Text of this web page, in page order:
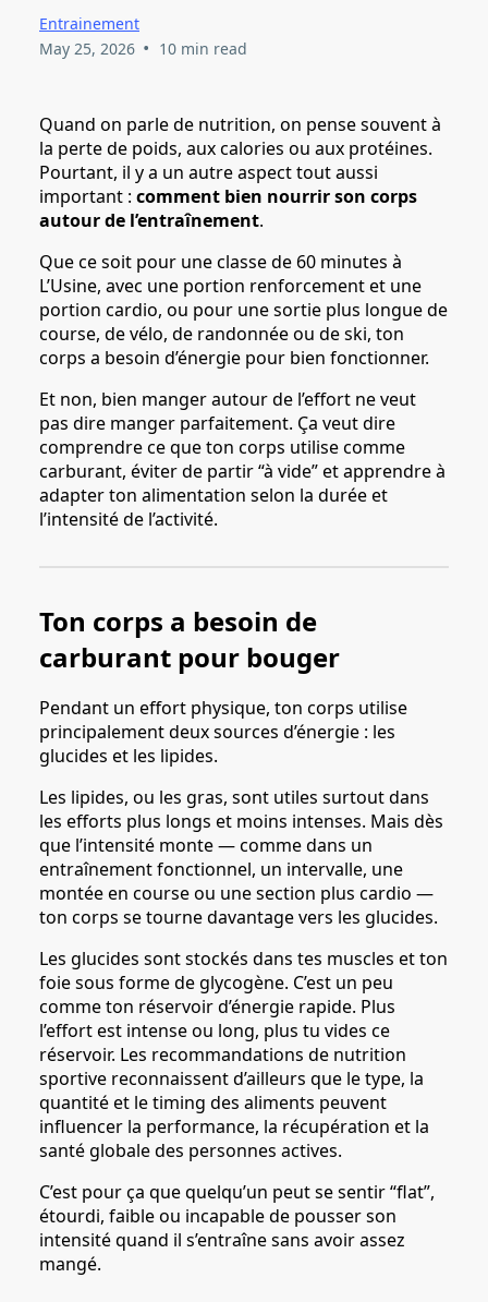
Entrainement
May 25, 2026 • 10 min read
Quand on parle de nutrition, on pense souvent à
la perte de poids, aux calories ou aux protéines.
Pourtant, il y a un autre aspect tout aussi
important : comment bien nourrir son corps
autour de l’entraînement.
Que ce soit pour une classe de 60 minutes à
L’Usine, avec une portion renforcement et une
portion cardio, ou pour une sortie plus longue de
course, de vélo, de randonnée ou de ski, ton
corps a besoin d’énergie pour bien fonctionner.
Et non, bien manger autour de l’effort ne veut
pas dire manger parfaitement. Ça veut dire
comprendre ce que ton corps utilise comme
carburant, éviter de partir “à vide” et apprendre à
adapter ton alimentation selon la durée et
l’intensité de l’activité.
Ton corps a besoin de
carburant pour bouger
Pendant un effort physique, ton corps utilise
principalement deux sources d’énergie : les
glucides et les lipides.
Les lipides, ou les gras, sont utiles surtout dans
les efforts plus longs et moins intenses. Mais dès
que l’intensité monte — comme dans un
entraînement fonctionnel, un intervalle, une
montée en course ou une section plus cardio —
ton corps se tourne davantage vers les glucides.
Les glucides sont stockés dans tes muscles et ton
foie sous forme de glycogène. C’est un peu
comme ton réservoir d’énergie rapide. Plus
l’effort est intense ou long, plus tu vides ce
réservoir. Les recommandations de nutrition
sportive reconnaissent d’ailleurs que le type, la
quantité et le timing des aliments peuvent
influencer la performance, la récupération et la
santé globale des personnes actives.
C’est pour ça que quelqu’un peut se sentir “flat”,
étourdi, faible ou incapable de pousser son
intensité quand il s’entraîne sans avoir assez
mangé.